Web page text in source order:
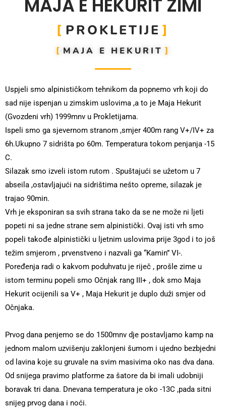
MAJA E HEKURIT ZIMI
PROKLETIJE
MAJA E HEKURIT
Uspjeli smo alpinističkom tehnikom da popnemo vrh koji do
sad nije ispenjan u zimskim uslovima ,a to je Maja Hekurit
(Gvozdeni vrh) 1999mnv u Prokletijama.
Ispeli smo ga sjevernom stranom ,smjer 400m rang V+/IV+ za
6h.Ukupno 7 sidrišta po 60m. Temperatura tokom penjanja -15
C.
Silazak smo izveli istom rutom . Spuštajući se užetom u 7
abseila ,ostavljajući na sidrištima nešto opreme, silazak je
trajao 90min.
Vrh je eksponiran sa svih strana tako da se ne može ni ljeti
popeti ni sa jedne strane sem alpinistički. Ovaj isti vrh smo
popeli takođe alpinistički u ljetnim uslovima prije 3god i to još
težim smjerom , prvenstveno i nazvali ga “Kamin” VI-.
Poređenja radi o kakvom poduhvatu je riječ , prošle zime u
istom terminu popeli smo Očnjak rang III+ , dok smo Maja
Hekurit ocijenili sa V+ , Maja Hekurit je duplo duži smjer od
Očnjaka.
Prvog dana penjemo se do 1500mnv dje postavljamo kamp na
jednom malom uzvišenju zaklonjeni šumom i ujedno bezbjedni
od lavina koje su gruvale na svim masivima oko nas dva dana.
Od snijega pravimo platforme za šatore da bi imali udobniji
boravak tri dana. Dnevana temperatura je oko -13C ,pada sitni
snijeg prvog dana i noći.